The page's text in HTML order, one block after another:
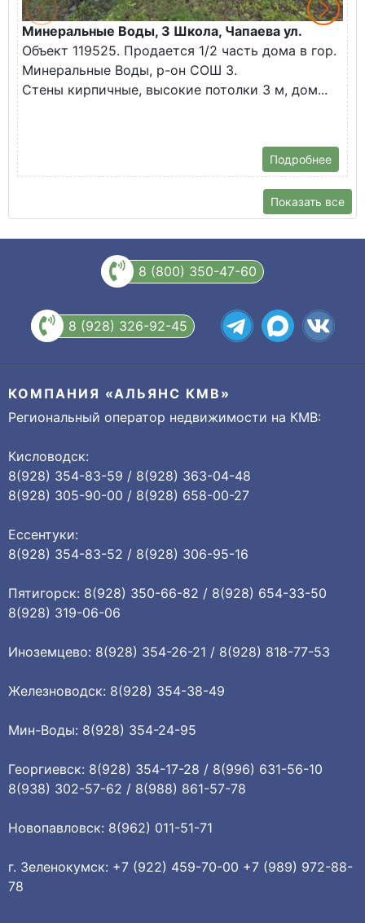
Минеральные Воды, 3 Школа, Чапаева ул.
Объект 119525. Продается 1/2 часть дома в гор.
Минеральные Воды, р-он СОШ 3.
Стены кирпичные, высокие потолки 3 м, дом...
Подробнее
Показать все
8 (800) 350-47-60
8 (928) 326-92-45
КОМПАНИЯ «АЛЬЯНС КМВ»
Региональный оператор недвижимости на КМВ:
Кисловодск:
8(928) 354-83-59 / 8(928) 363-04-48
8(928) 305-90-00 / 8(928) 658-00-27
Ессентуки:
8(928) 354-83-52 / 8(928) 306-95-16
Пятигорск: 8(928) 350-66-82 / 8(928) 654-33-50
8(928) 319-06-06
Иноземцево: 8(928) 354-26-21 / 8(928) 818-77-53
Железноводск: 8(928) 354-38-49
Мин-Воды: 8(928) 354-24-95
Георгиевск: 8(928) 354-17-28 / 8(996) 631-56-10
8(938) 302-57-62 / 8(988) 861-57-78
Новопавловск: 8(962) 011-51-71
г. Зеленокумск: +7 (922) 459-70-00 +7 (989) 972-88-
78